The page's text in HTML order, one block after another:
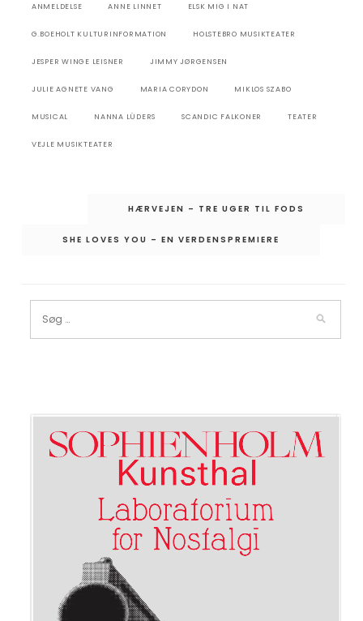
ANMELDELSE ANNE LINNET ELSK MIG I NAT
G.BOEHOLT KULTURINFORMATION HOLSTEBRO MUSIKTEATER
JESPER WINGE LEISNER JIMMY JØRGENSEN
JULIE AGNETE VANG MARIA CORYDON MIKLOS SZABO
MUSICAL NANNA LÜDERS SCANDIC FALKONER TEATER
VEJLE MUSIKTEATER
IndlægsnavigationHÆRVEJEN – TRE UGER TIL FODS
SHE LOVES YOU – EN VERDENSPREMIERE